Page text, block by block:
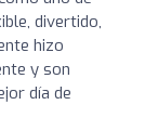
divertido,
hizo
y son
día de